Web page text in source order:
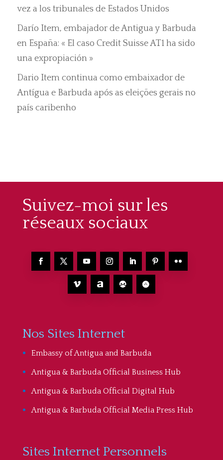
vez a los tribunales de Estados Unidos
Darío Item, embajador de Antigua y Barbuda
en España: « El caso Credit Suisse AT1 ha sido
una expropiación »
Dario Item continua como embaixador de
Antígua e Barbuda após as eleições gerais no
país caribenho
Suivez-moi sur les
réseaux sociaux
Nos Sites Internet
Embassy of Antigua and Barbuda
Antigua & Barbuda Official Business Hub
Antigua & Barbuda Official Digital Hub
Antigua & Barbuda Official Media Press Hub
Sites Internet Personnels